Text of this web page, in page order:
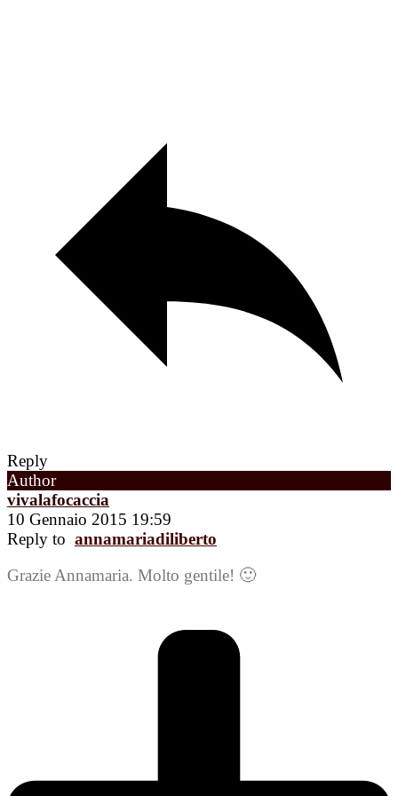
Reply
Author
vivalafocaccia
10 Gennaio 2015 19:59
Reply to annamariadiliberto
Grazie Annamaria. Molto gentile! 🙂